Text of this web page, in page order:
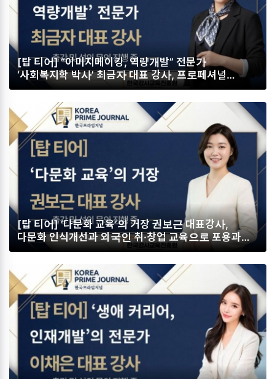
[탑 티어] “이미지메이킹, 역량개발” 전문가
‘사회복지학 박사’ 최금자 대표 강사, 프로페셔널
이미지메이킹과 힐링 소통으로 삶의 가치를 높이다
[탑 티어] ‘다문화 교육’의 거장 권보근 대표강사,
다문화 인식개선과 외국인 취·창업 교육으로 포용과
상생의 미래를 열다